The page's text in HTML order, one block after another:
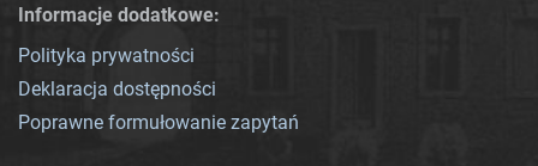
Informacje dodatkowe:
Polityka prywatności
Deklaracja dostępności
Poprawne formułowanie zapytań